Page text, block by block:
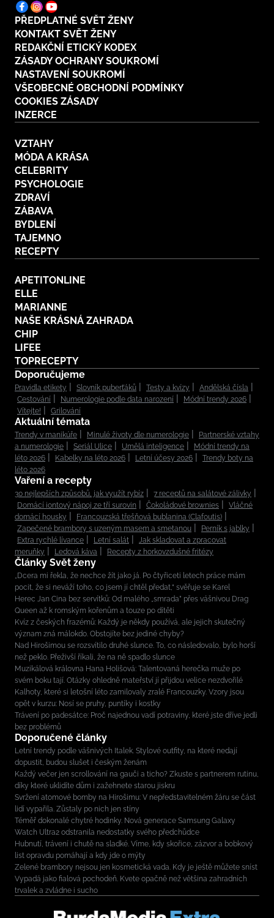
PŘEDPLATNÉ SVĚT ŽENY
KONTAKT SVĚT ŽENY
REDAKČNÍ ETICKÝ KODEX
ZÁSADY OCHRANY SOUKROMÍ
NASTAVENÍ SOUKROMÍ
VŠEOBECNÉ OBCHODNÍ PODMÍNKY
COOKIES ZÁSADY
INZERCE
VZTAHY
MÓDA A KRÁSA
CELEBRITY
PSYCHOLOGIE
ZDRAVÍ
ZÁBAVA
BYDLENÍ
TAJEMNO
RECEPTY
APETITONLINE
ELLE
MARIANNE
NAŠE KRÁSNÁ ZAHRADA
CHIP
LIFEE
TOPRECEPTY
Doporučujeme
Pravidla etikety Slovník puberťáků Testy a kvízy
Andělská čísla
Cestování
Numerologie podle data narození
Módní trendy 2026
Vítejte!
Grilování
Aktuální témata
Trendy v manikúře Minulé životy dle numerologie
Partnerské vztahy
a numerologie
Seriál Ulice Umělá inteligence
Módní trendy na
léto 2026
Kabelky na léto 2026 Letní účesy 2026
Trendy boty na
léto 2026
Vaření a recepty
30 nejlepších způsobů, jak využít rybíz
7 receptů na salátové zálivky
Domácí iontový nápoj ze tří surovin
Čokoládové brownies
Vláčné
domácí housky
Francouzská třešňová bublanina (Clafoutis)
Zapečené brambory s uzeným masem a smetanou
Perník s jablky
Extra rychlé lívance
Letní salát
Jak skladovat a zpracovat
meruňky
Ledová káva Recepty z horkovzdušné fritézy
Články Svět ženy
„Dcera mi řekla, že nechce žít jako já. Po čtyřiceti letech práce mám
pocit, že si neváží toho, co jsem jí chtěl předat,“ svěřuje se Karel
Herec Jan Cina bez servítků: Od malého „smrada” přes vášnivou Drag
Queen až k romským kořenům a touze po dítěti
Kvíz z českých frazémů: Každý je někdy používá, ale jejich skutečný
význam zná málokdo. Obstojíte bez jediné chyby?
Nad Hirošimou se rozsvítilo druhé slunce. To, co následovalo, bylo horší
než peklo. Přeživší říkali, že na ně spadlo slunce
Muzikálová královna Hana Holišová: Talentovaná herečka muže po
svém boku tají. Otázky ohledně mateřství jí přijdou velice nezdvořilé
Kalhoty, které si letošní léto zamilovaly zralé Francouzky. Vzory jsou
opět v kurzu: Nosí se pruhy, puntíky i kostky
Trávení po padesátce: Proč najednou vadí potraviny, které jste dříve jedli
bez problémů
Doporučené články
Letní trendy podle vášnivých Italek. Stylové outfity, na které nedají
dopustit, budou slušet i českým ženám
Každý večer jen scrollování na gauči a ticho? Zkuste s partnerem rutinu,
díky které uklidíte dům i zažehnete starou jiskru
Svržení atomové bomby na Hirošimu: V nepředstavitelném žáru se část
lidí vypařila. Zůstaly po nich jen stíny
Téměř dokonalé chytré hodinky. Nová generace Samsung Galaxy
Watch Ultra2 odstranila nedostatky svého předchůdce
Hubnutí, trávení i chutě na sladké. Víme, kdy skořice, zázvor a bobkový
list opravdu pomáhají a kdy jde o mýty
Zelené brambory nejsou jen kosmetická vada. Kdy je ještě můžete sníst
Vypadá jako fialová pochodeň. Kvete opačně než většina zahradních
trvalek a zvládne i sucho